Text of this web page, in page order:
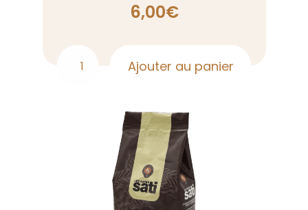
6,00€
quantité
Bredele
d'Alsace
moulu
Ajouter au panier